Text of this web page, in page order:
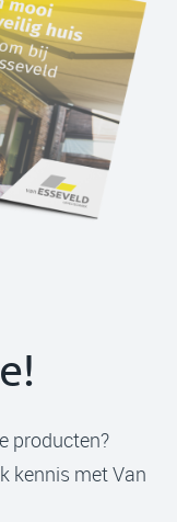
producten?
kennis met Van